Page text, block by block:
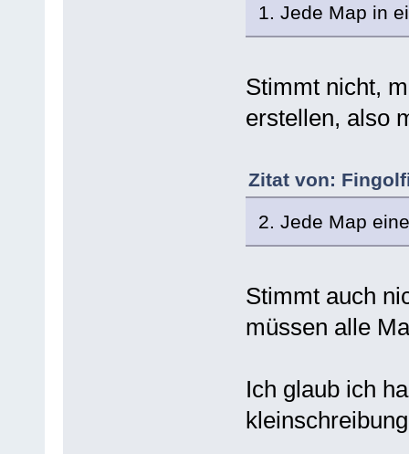
1. Jede Map in
Stimmt nicht,
erstellen, also
Zitat von:
2. Jede Map
Stimmt auch
müssen alle
Ich glaub ich